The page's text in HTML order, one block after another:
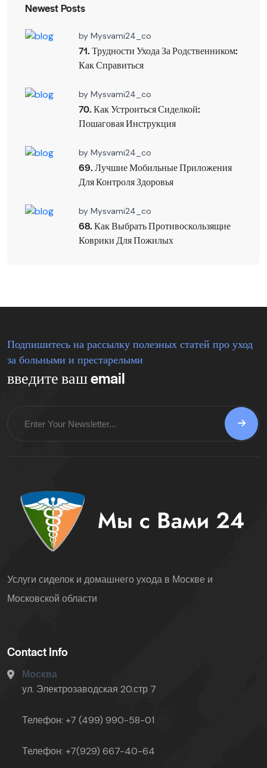
Newest Posts
by Mysvami24_co
71. Трудности Ухода За Родственником:
Как Справиться
by Mysvami24_co
70. Как Устроиться Сиделкой:
Пошаговая Инструкция
by Mysvami24_co
69. Лучшие Мобильные Приложения
Для Контроля Здоровья
by Mysvami24_co
68. Как Выбрать Противоскользящие
Коврики Для Пожилых
Подпишитесь на рассылку полезных статей про уход
за больными и престарелыми
введите ваш email
Услуги сиделок и домашнего ухода в Москве и
Московской области
Contact Info
Москва
ул. Электрозаводская 20.стр 7
Телефон: +7 (499) 990-58-01
Телефон: +7(929) 667-40-64